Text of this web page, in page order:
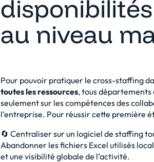
au niveau
Pour pouvoir pratiquer le cross-staffing
toutes les ressources, tous départements
seulement sur les compétences des
l’entreprise. Pour réussir cette première
🔄 Centraliser sur un logiciel de staffing
Abandonner les fichiers Excel utilisés
et une visibilité globale de l’activité.